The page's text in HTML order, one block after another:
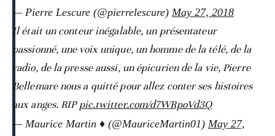
— Pierre Lescure (@pierrelescure) May 27, 2018
Il était un conteur inégalable, un présentateur
passionné, une voix unique, un homme de la télé, de la
radio, de la presse aussi, un épicurien de la vie, Pierre
Bellemare nous a quitté pour allez conter ses histoires
aux anges. RIPpic.twitter.com/d7WRpoVd3Q
— Maurice Martin ♦️ (@MauriceMartin01) May 27,